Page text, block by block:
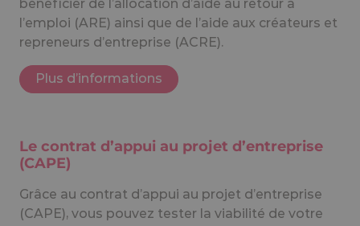
bénéficier de l’allocation d’aide au retour à
l’emploi (ARE) ainsi que de l’aide aux créateurs et
repreneurs d’entreprise (ACRE).
Plus d’informations
Le contrat d’appui au projet d’entreprise
(CAPE)
Grâce au contrat d’appui au projet d’entreprise
(CAPE), vous pouvez tester la viabilité de votre